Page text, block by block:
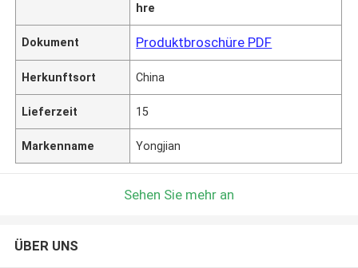
hre
Dokument Produktbroschüre PDF
Herkunftsort China
Lieferzeit 15
Markenname Yongjian
Sehen Sie mehr an
ÜBER UNS